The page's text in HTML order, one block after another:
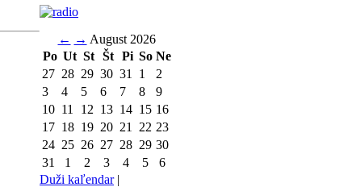
← → August 2026
Po Ut St Št Pi So Ne
27 28 29 30 31 1
2
3
4 5 6 7 8
9
10 11 12 13 14 15 16
17 18 19 20 21 22 23
24 25 26 27 28 29 30
31
1 2 3 4 5
6
Duži kaľendar|